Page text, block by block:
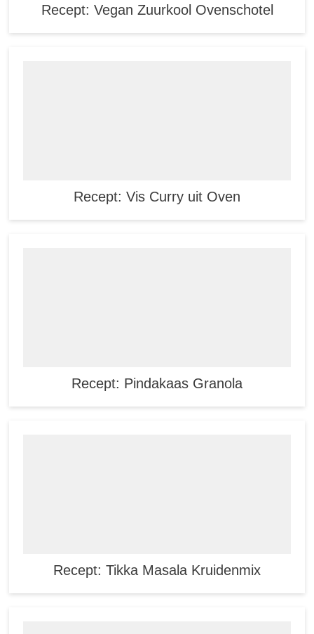
Recept: Vegan Zuurkool Ovenschotel
Recept: Vis Curry uit Oven
Recept: Pindakaas Granola
Recept: Tikka Masala Kruidenmix